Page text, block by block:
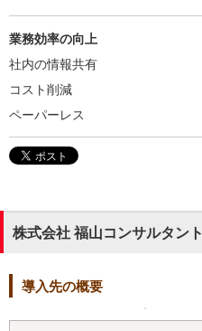
業務効率の向上
社内の情報共有
コスト削減
ペーパーレス
株式会社 福山コンサルタント
導入先の概要